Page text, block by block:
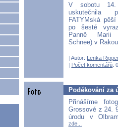
V sobotu
uskutečnila
FATYMská
po šesté
Panně Marii
Schnee) v
| Autor: Lenka
| Počet komentářů:
Poděkování za
Přinášíme
Grossové z 24.
úrodu v
zde...